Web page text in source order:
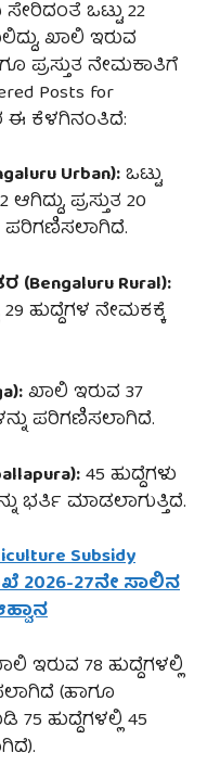
ಒಟ್ಟು 22
ಖಾಲಿ ಇರುವ
ಪ್ರಸ್ತುತ ನೇಮಕಾತಿಗೆ
Posts for
ಈ ಕೆಳಗಿನಂತಿದೆ:
Urban):ಒಟ್ಟು
ಪ್ರಸ್ತುತ 20
ಪರಿಗಣಿಸಲಾಗಿದೆ.
Rural):
29 ಹುದ್ದೆಗಳ ನೇಮಕಕ್ಕೆ
ಖಾಲಿ ಇರುವ 37
ಪರಿಗಣಿಸಲಾಗಿದೆ.
45 ಹುದ್ದೆಗಳು
ಭರ್ತಿ ಮಾಡಲಾಗುತ್ತಿದೆ.
Subsidy
2026-27ನೇ ಸಾಲಿನ
ಇರುವ 78 ಹುದ್ದೆಗಳಲ್ಲಿ
(ಹಾಗೂ
ಹುದ್ದೆಗಳಲ್ಲಿ 45